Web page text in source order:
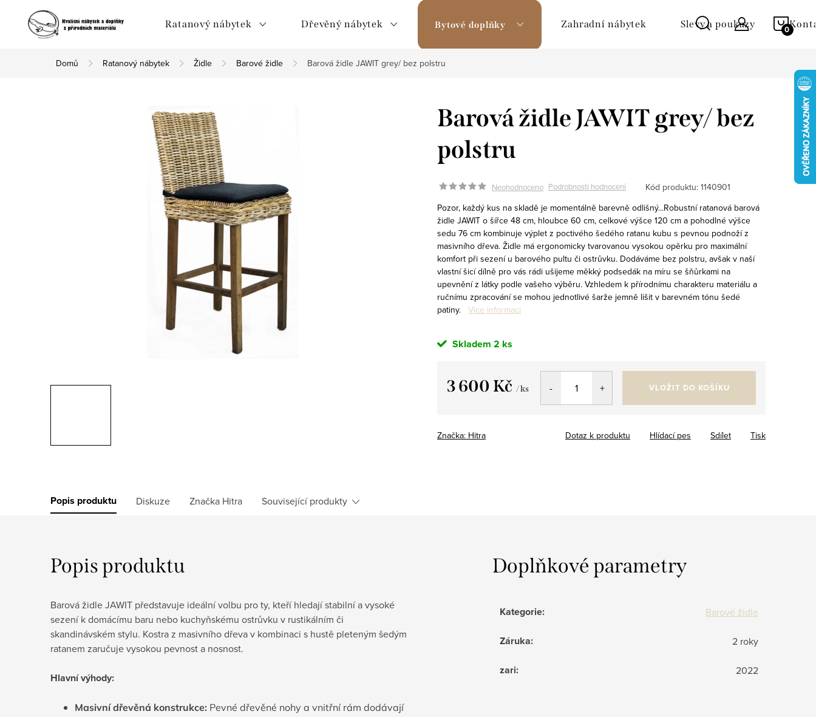
Ratanový nábytek Dřevěný nábytek Bytové doplňky Zahradní nábytek Slevy a poukazy
Domů Ratanový nábytek Židle Barové židle Barová židle JAWIT grey/ bez polstru
Barová židle JAWIT grey/ bez
polstru
Neohodnoceno Podrobnosti hodnocení Kód produktu: 1140901
Pozor, každý kus na skladě je momentálně barevně odlišný...Robustní ratanová barová
židle JAWIT o šířce 48 cm, hloubce 60 cm, celkové výšce 120 cm a pohodlné výšce
sedu 76 cm kombinuje výplet z poctivého šedého ratanu kubu s pevnou podnoží z
masivního dřeva. Židle má ergonomicky tvarovanou vysokou opěrku pro maximální
komfort při sezení u barového pultu či ostrůvku. Dodáváme bez polstru, avšak v naší
vlastní šicí dílně pro vás rádi ušijeme měkký podsedák na míru se šňůrkami na
upevnění z látky podle vašeho výběru. Vzhledem k přírodnímu charakteru materiálu a
ručnímu zpracování se mohou jednotlivé šarže jemně lišit v barevném tónu šedé
patiny. Více informací
Skladem 2 ks
3 600 Kč / ks VLOŽIT DO KOŠÍKU
Značka: Hitra Tisk
Dotaz k produktu Hlídací pes Sdílet
Popis produktu Diskuze Značka Hitra Související produkty
Popis produktu
Barová židle JAWIT představuje ideální volbu pro ty, kteří hledají stabilní a vysoké
sezení k domácímu baru nebo kuchyňskému ostrůvku v rustikálním či
skandinávském stylu. Kostra z masivního dřeva v kombinaci s hustě pleteným šedým
ratanem zaručuje vysokou pevnost a nosnost.
Hlavní výhody:
Masivní dřevěná konstrukce: Pevné dřevěné nohy a vnitřní rám dodávají
Doplňkové parametry
Kategorie: Barové židle
Záruka: 2 roky
zari: 2022